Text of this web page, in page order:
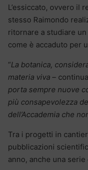
L’essiccato, ovvero il
stesso Raimondo
ritornare a studiare
come è accaduto per
“La botanica,
materia viva –
porta sempre nuove
più consapevolezza
dell’Accademia che
Tra i progetti in
pubblicazioni
anno, anche una